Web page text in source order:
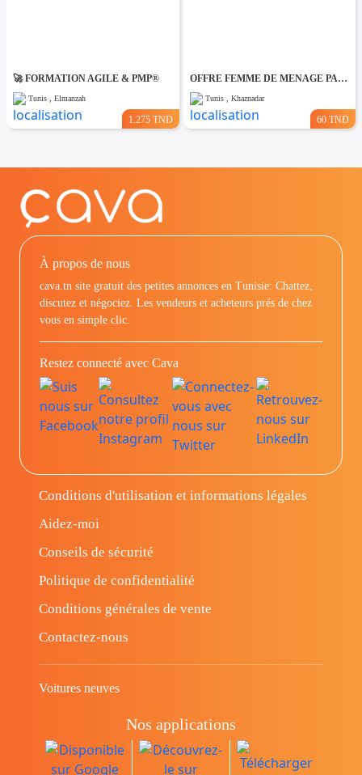
🚀 FORMATION AGILE & PMP®
Tunis , Elmanzah
1.275 TND
OFFRE FEMME DE MENAGE PAR JOUR A khaznadar
Tunis , Khaznadar
60 TND
À propos de nous
cava.tn site gratuit des petites annonces en Tunisie: Chattez,
discutez et négociez. Les vendeurs et acheteurs prés de chez
vous en simple clic.
Restez connecté avec Cava
Conditions d'utilisation et informations légales
Aidez-moi
Conseils de sécurité
Politique de confidentialité
Conditions générales de vente
Contactez-nous
Voitures neuves
Nos applications